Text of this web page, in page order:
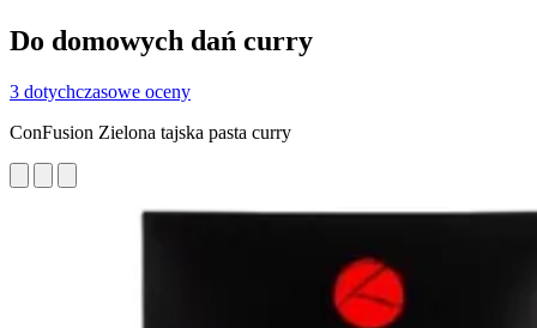
Do domowych dań curry
3 dotychczasowe oceny
ConFusion Zielona tajska pasta curry